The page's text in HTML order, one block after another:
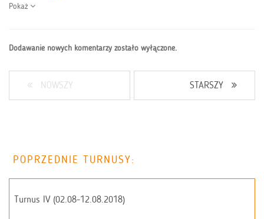
Pokaż
Dodawanie nowych komentarzy zostało wyłączone.
NOWSZY STARSZY
POPRZEDNIE TURNUSY:
Turnus IV (02.08-12.08.2018)